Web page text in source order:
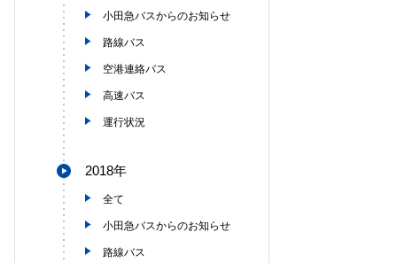
小田急バスからのお知らせ
路線バス
空港連絡バス
高速バス
運行状況
2018年
全て
小田急バスからのお知らせ
路線バス